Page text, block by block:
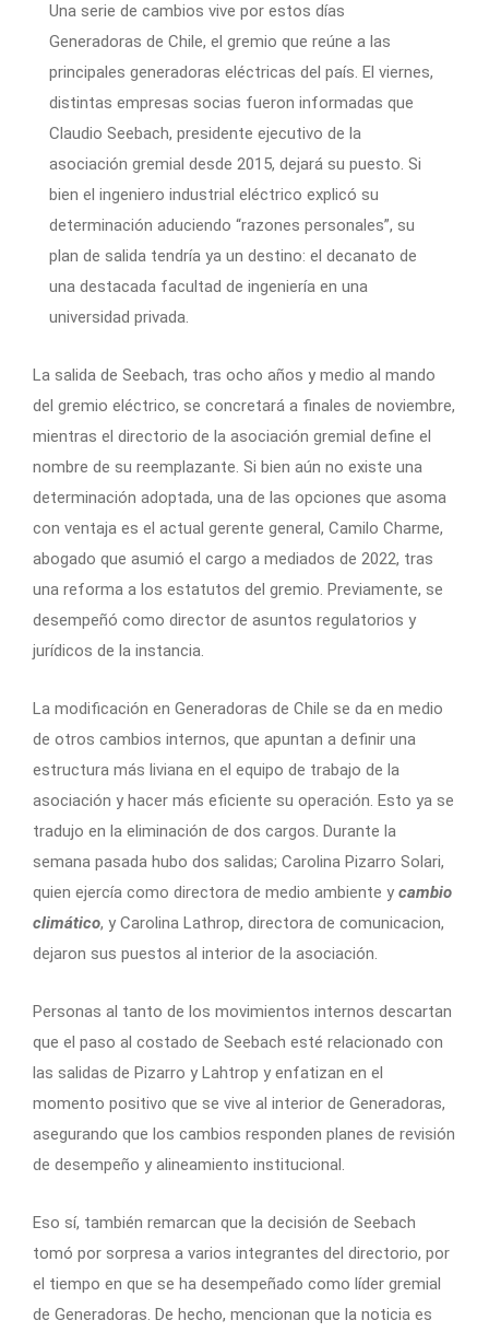
Una serie de cambios vive por estos días
Generadoras de Chile, el gremio que reúne a las
principales generadoras eléctricas del país. El viernes,
distintas empresas socias fueron informadas que
Claudio Seebach, presidente ejecutivo de la
asociación gremial desde 2015, dejará su puesto. Si
bien el ingeniero industrial eléctrico explicó su
determinación aduciendo “razones personales”, su
plan de salida tendría ya un destino: el decanato de
una destacada facultad de ingeniería en una
universidad privada.
La salida de Seebach, tras ocho años y medio al mando
del gremio eléctrico, se concretará a finales de noviembre,
mientras el directorio de la asociación gremial define el
nombre de su reemplazante. Si bien aún no existe una
determinación adoptada, una de las opciones que asoma
con ventaja es el actual gerente general, Camilo Charme,
abogado que asumió el cargo a mediados de 2022, tras
una reforma a los estatutos del gremio. Previamente, se
desempeñó como director de asuntos regulatorios y
jurídicos de la instancia.
La modificación en Generadoras de Chile se da en medio
de otros cambios internos, que apuntan a definir una
estructura más liviana en el equipo de trabajo de la
asociación y hacer más eficiente su operación. Esto ya se
tradujo en la eliminación de dos cargos. Durante la
semana pasada hubo dos salidas; Carolina Pizarro Solari,
quien ejercía como directora de medio ambiente y cambio
climático, y Carolina Lathrop, directora de comunicacion,
dejaron sus puestos al interior de la asociación.
Personas al tanto de los movimientos internos descartan
que el paso al costado de Seebach esté relacionado con
las salidas de Pizarro y Lahtrop y enfatizan en el
momento positivo que se vive al interior de Generadoras,
asegurando que los cambios responden planes de revisión
de desempeño y alineamiento institucional.
Eso sí, también remarcan que la decisión de Seebach
tomó por sorpresa a varios integrantes del directorio, por
el tiempo en que se ha desempeñado como líder gremial
de Generadoras. De hecho, mencionan que la noticia es